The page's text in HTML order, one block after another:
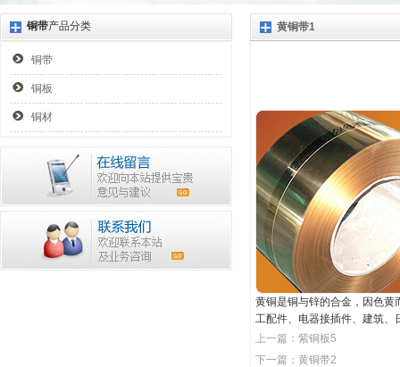
铜带产品分类
铜带
铜板
铜材
黄铜带1
黄铜是铜与锌的合金，因色黄
工配件、电器接插件、建筑、
上一篇： 紫铜板5
下一篇： 黄铜带2